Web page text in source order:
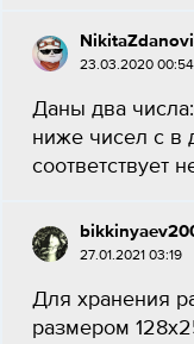
23.03.2020 00:54
Даны два
ниже чисел с в
соответствует
27.01.2021 03:19
Для хранения
размером